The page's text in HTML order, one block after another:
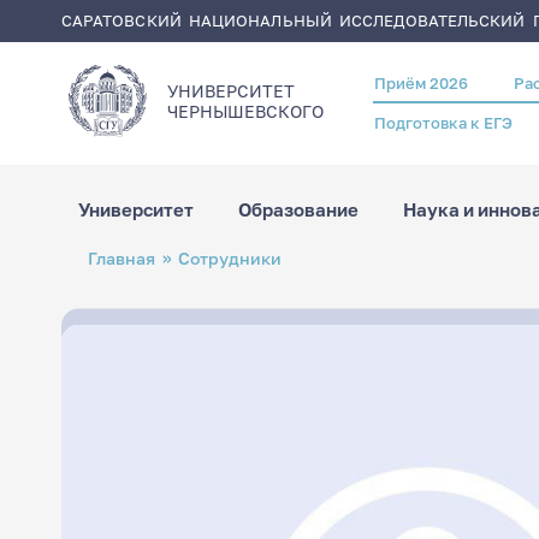
САРАТОВСКИЙ НАЦИОНАЛЬНЫЙ ИССЛЕДОВАТЕЛЬСКИЙ
УНИВЕРСИТЕТ
ЧЕРНЫШЕВСКОГO
Header
menu
Приём 2026
Подготовка к ЕГЭ
Университет Образование Наука и
Строка
навигации
Главная Сотрудники